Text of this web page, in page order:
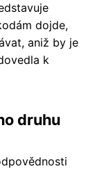
dojde,
aniž by je
k
druhu